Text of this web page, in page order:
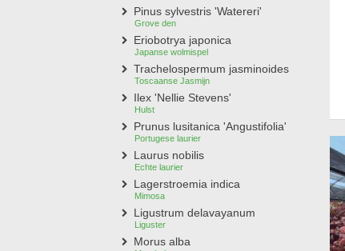
Pinus sylvestris 'Watereri'
Grove den
Eriobotrya japonica
Japanse wolmispel
Trachelospermum jasminoides
Toscaanse Jasmijn
Ilex 'Nellie Stevens'
Hulst
Prunus lusitanica 'Angustifolia'
Portugese laurier
Laurus nobilis
Echte laurier
Lagerstroemia indica
Mimosa
Ligustrum delavayanum
Liguster
Morus alba